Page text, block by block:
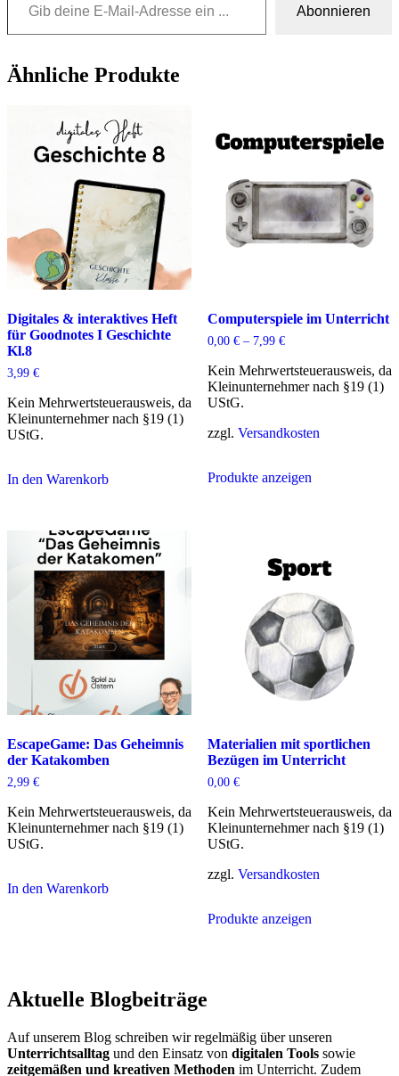
Abonnieren
Ähnliche Produkte
Digitales & interaktives Heft
für Goodnotes I Geschichte
Kl.8
3,99 €
Kein Mehrwertsteuerausweis, da
Kleinunternehmer nach §19 (1)
UStG.
In den Warenkorb
Computerspiele im Unterricht
0,00 €– 7,99 €
Kein Mehrwertsteuerausweis, da
Kleinunternehmer nach §19 (1)
UStG.
zzgl. Versandkosten
Produkte anzeigen
EscapeGame: Das Geheimnis
der Katakomben
2,99 €
Kein Mehrwertsteuerausweis, da
Kleinunternehmer nach §19 (1)
UStG.
In den Warenkorb
Materialien mit sportlichen
Bezügen im Unterricht
0,00 €
Kein Mehrwertsteuerausweis, da
Kleinunternehmer nach §19 (1)
UStG.
zzgl. Versandkosten
Produkte anzeigen
Aktuelle Blogbeiträge
Auf unserem Blog schreiben wir regelmäßig über unseren
Unterrichtsalltag und den Einsatz von digitalen Tools sowie
zeitgemäßen und kreativen Methoden im Unterricht. Zudem